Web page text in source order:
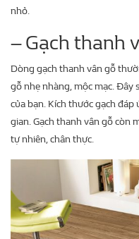
nhỏ.
– Gạch thanh
Dòng gạch thanh vân gỗ
gỗ nhẹ nhàng, mộc mạc. Đây
của bạn. Kích thước gạch
gian. Gạch thanh vân gỗ còn
tự nhiên, chân thực.